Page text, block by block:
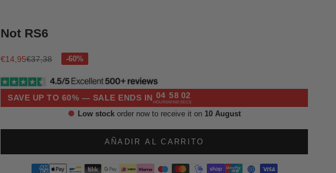
Not RS6
Precio de oferta
€14,95Precio normal
€37,38
SAVE UP TO 60% — SALE ENDS IN 04
HOURS
58
MINS
01
SECS
Low stockorder now to receive it on 10 August
AÑADIR AL CARRITO